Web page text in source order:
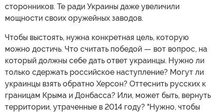
сторонников. Те ради Украины даже увеличили
мощности своих оружейных заводов.
Чтобы выстоять, нужна конкретная цель, которую
можно достичь. Что считать победой — вот вопрос, на
который должны себе дать ответ украинцы. Нужно ли
только сдержать российское наступление? Могут ли
украинцы взять обратно Херсон? Оттеснить русских к
границам Крыма и Донбасса? Или, может быть, вернуть
территории, утраченные в 2014 году? "Нужно, чтобы